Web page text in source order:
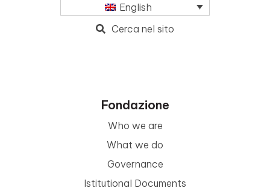
English
Cerca nel sito
Fondazione
Who we are
What we do
Governance
Istitutional Documents